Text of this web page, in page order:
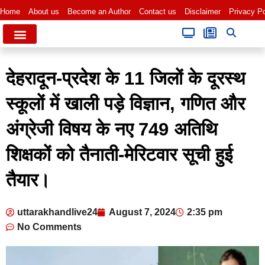
Home About us Become an Author Contact us Disclaimer Privacy
देहरादून-प्रदेश के 11 जिलों के दूरस्थ
स्कूलों में खाली पड़े विज्ञान, गणित और
अंग्रेजी विषय के नए 749 अतिथि
शिक्षकों को तैनाती-मेरिटवार सूची हुई
तैयार।
uttarakhandlive24 August 7, 2024
2:35 pm
No Comments